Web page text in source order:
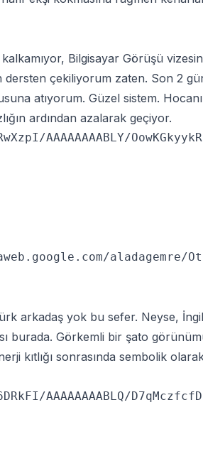
Bilgisayar Görüşü
çekiliyorum zaten. Son 2
atıyorum. Güzel sistem.
ardından azalarak geçiyor.
AAAAAAAABLY/
aladagemre/
arkadaş yok bu sefer. Neyse,
burada. Görkemli bir şato
kıtlığı sonrasında sembolik
AAAAAAAABLQ/